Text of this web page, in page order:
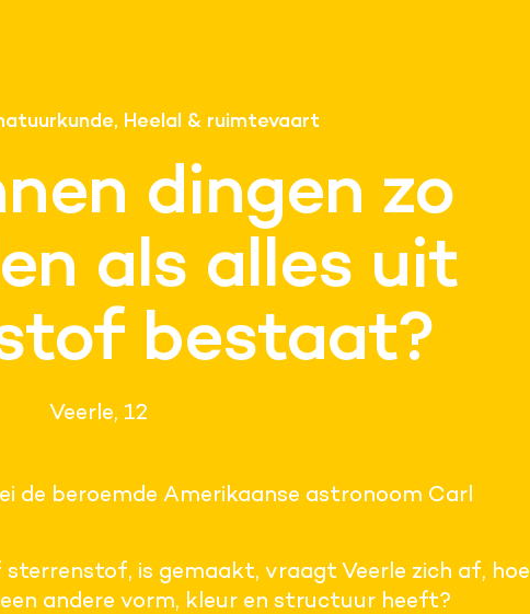
Heelal & ruimtevaart
dingen zo
als alles uit
bestaat?
Veerle, 12
de beroemde Amerikaanse astronoom Carl
is gemaakt, vraagt Veerle zich af, hoe
andere vorm, kleur en structuur heeft?